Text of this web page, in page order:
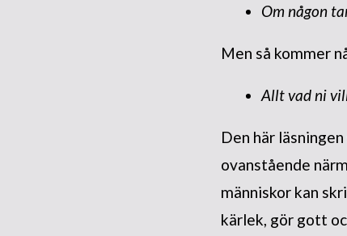
Om någon
Men så kommer
Allt vad ni
Den här
ovanstående
människor kan
kärlek, gör gott